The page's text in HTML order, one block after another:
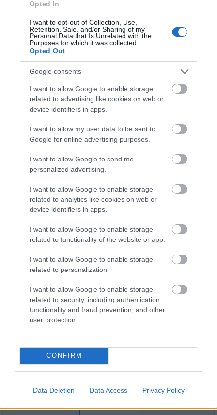
Opted In
I want to opt-out of Collection, Use,
Retention, Sale, and/or Sharing of my
Personal Data that Is Unrelated with the
Purposes for which it was collected.
Opted Out
Google consents
I want to allow Google to enable storage
related to advertising like cookies on web or
device identifiers in apps.
I want to allow my user data to be sent to
Google for online advertising purposes.
I want to allow Google to send me
personalized advertising.
I want to allow Google to enable storage
related to analytics like cookies on web or
device identifiers in apps.
I want to allow Google to enable storage
related to functionality of the website or app.
I want to allow Google to enable storage
related to personalization.
I want to allow Google to enable storage
related to security, including authentication
functionality and fraud prevention, and other
user protection.
CONFIRM
Data Deletion Data Access Privacy Policy
Indulhat a Honvéd tér megújításának tervezése, ahol a
középpontba.
mesél – megújul a tatai Angolkert
M1 bővítés: már zajlik a teljesen új
Bicske Kelet csomópont építése
Új gyalogosátkelők és jelzőlámpás
csomópont épül Angyalföldön
Másfélszeresére bővítik
iskoláját
HÍRLEVÉL
E-mail cím
szabályzatot!
FELIRATKOZÁS